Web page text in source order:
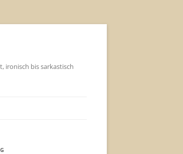
ironisch bis sarkastisch